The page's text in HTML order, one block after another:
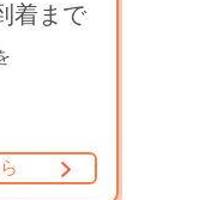
着まで